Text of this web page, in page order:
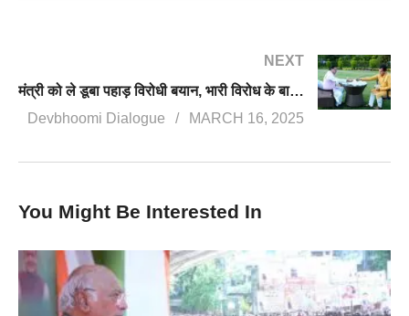
NEXT
मंत्री को ले डूबा पहाड़ विरोधी बयान, भारी विरोध के बाद अग्रवाल को देना पड़ा इस्तीफा
Devbhoomi Dialogue
MARCH 16, 2025
You Might Be Interested In